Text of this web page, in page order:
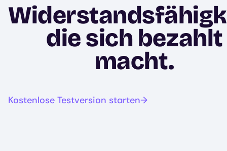
die sich bezahlt
macht.
Kostenlose Testversion starten